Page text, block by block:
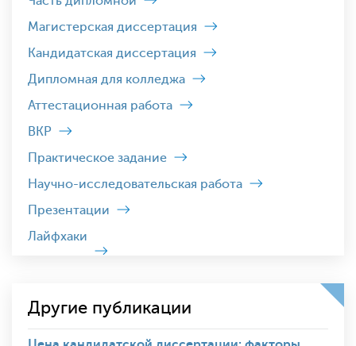
Магистерская диссертация
Кандидатская диссертация
Дипломная для колледжа
Аттестационная работа
ВКР
Практическое задание
Научно-исследовательская работа
Презентации
Лайфхаки
Другие публикации